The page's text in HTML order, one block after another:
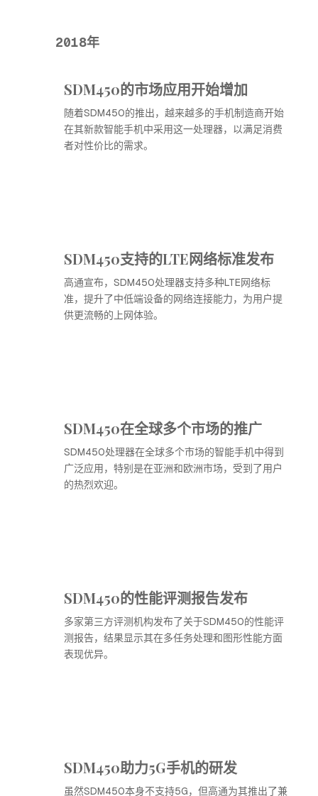
2018年
SDM450的市场应用开始增加
随着SDM450的推出，越来越多的手机制造商开始
在其新款智能手机中采用这一处理器，以满足消费
者对性价比的需求。
SDM450支持的LTE网络标准发布
高通宣布，SDM450处理器支持多种LTE网络标
准，提升了中低端设备的网络连接能力，为用户提
供更流畅的上网体验。
SDM450在全球多个市场的推广
SDM450处理器在全球多个市场的智能手机中得到
广泛应用，特别是在亚洲和欧洲市场，受到了用户
的热烈欢迎。
SDM450的性能评测报告发布
多家第三方评测机构发布了关于SDM450的性能评
测报告，结果显示其在多任务处理和图形性能方面
表现优异。
SDM450助力5G手机的研发
虽然SDM450本身不支持5G，但高通为其推出了兼